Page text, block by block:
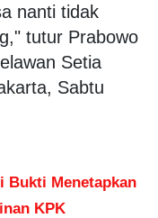
nanti tidak
tutur Prabowo
Setia
Sabtu
Bukti Menetapkan
KPK